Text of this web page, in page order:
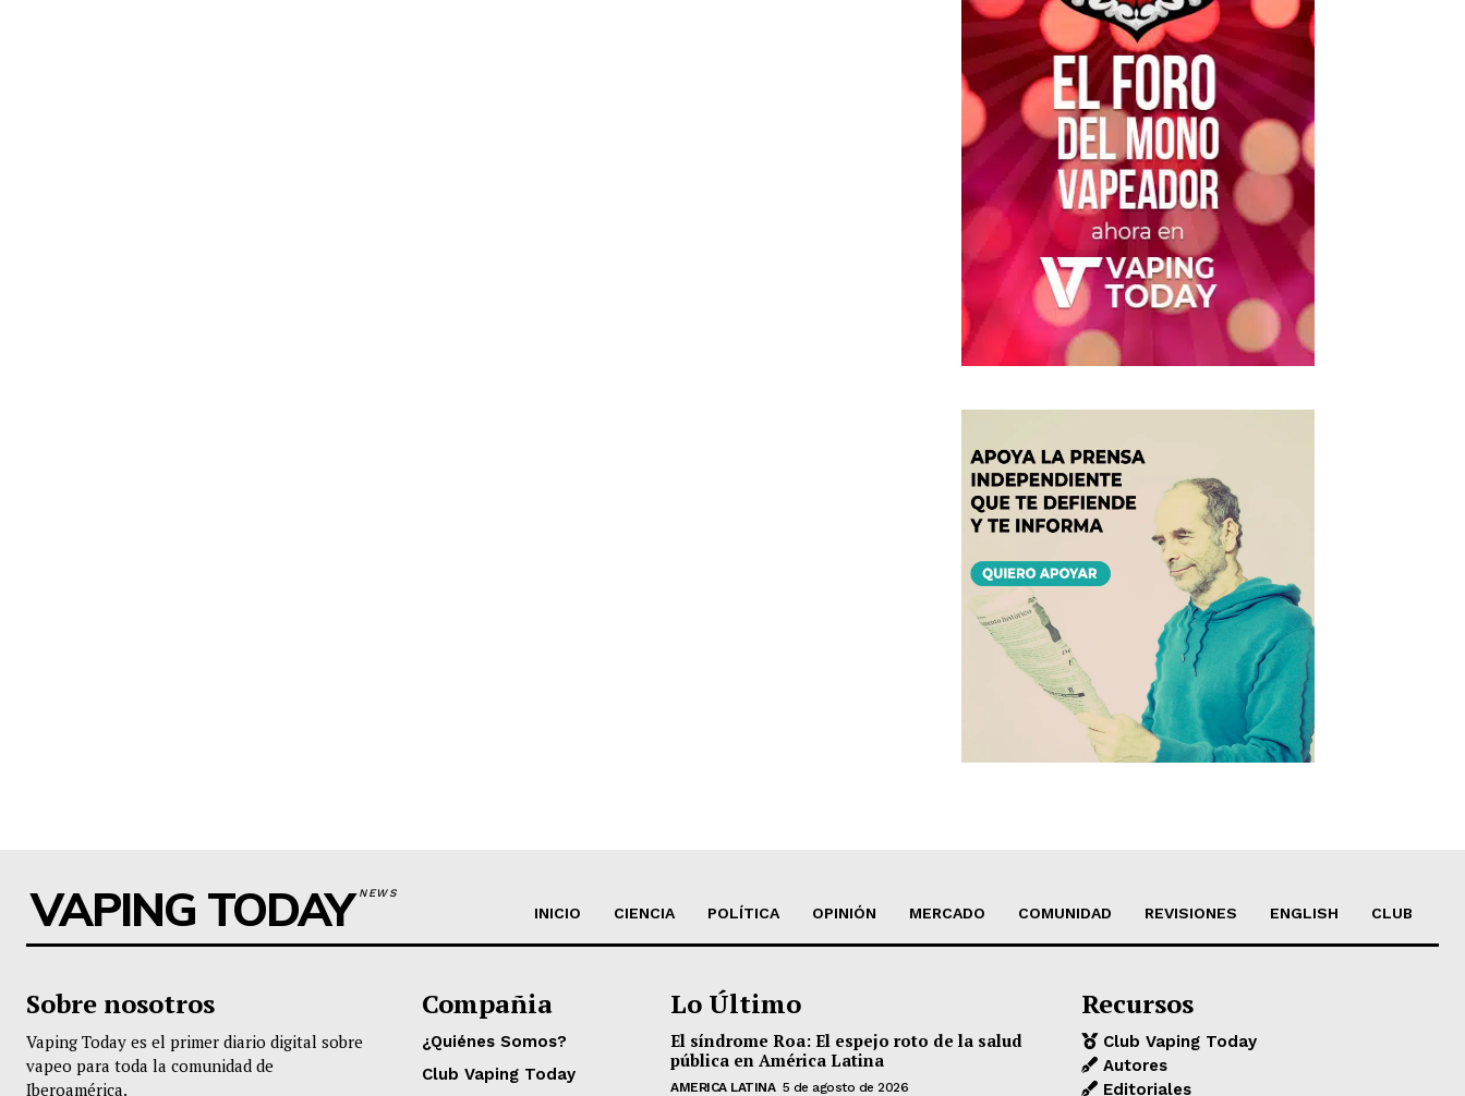
VAPING TODAYNEWS
INICIO CIENCIA POLÍTICA OPINIÓN MERCADO COMUNIDAD REVISIONES ENGLISH CLUB
Sobre nosotros
Vaping Today es el primer diario digital sobre
vapeo para toda la comunidad de
Iberoamérica.
Compañia
¿Quiénes Somos?
Club Vaping Today
Lo Último
El síndrome Roa: El espejo roto de la salud
pública en América Latina
AMERICA LATINA 5 de agosto de 2026
Recursos
Club Vaping Today
Autores
Editoriales